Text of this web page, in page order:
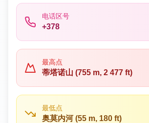
电话区号
+378
最高点
蒂塔诺山 (755 m, 2 477 ft)
最低点
奥莫内河 (55 m, 180 ft)